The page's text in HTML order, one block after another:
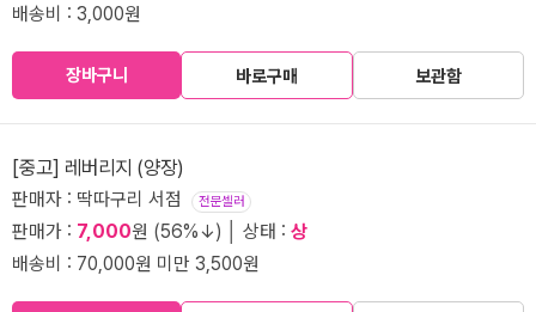
배송비 : 3,000원
장바구니 바로구매 보관함
[중고] 레버리지 (양장)
판매자 : 딱따구리 서점 전문셀러
판매가 : 7,000원 (56%↓) │ 상태 : 상
배송비 : 70,000원 미만 3,500원